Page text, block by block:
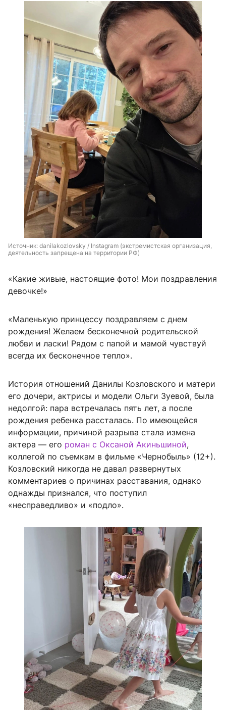
Источник: danilakozlovsky / Instagram (экстремистская организация,
деятельность запрещена на территории РФ)
«Какие живые, настоящие фото! Мои поздравления
девочке!»
«Маленькую принцессу поздравляем с днем
рождения! Желаем бесконечной родительской
любви и ласки! Рядом с папой и мамой чувствуй
всегда их бесконечное тепло».
История отношений Данилы Козловского и матери
его дочери, актрисы и модели Ольги Зуевой, была
недолгой: пара встречалась пять лет, а после
рождения ребенка рассталась. По имеющейся
информации, причиной разрыва стала измена
актера — его роман с Оксаной Акиньшиной,
коллегой по съемкам в фильме «Чернобыль» (12+).
Козловский никогда не давал развернутых
комментариев о причинах расставания, однако
однажды признался, что поступил
«несправедливо» и «подло».